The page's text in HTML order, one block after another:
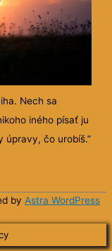
Nech sa
iného písať ju
úpravy, čo urobíš.”
by Astra WordPress